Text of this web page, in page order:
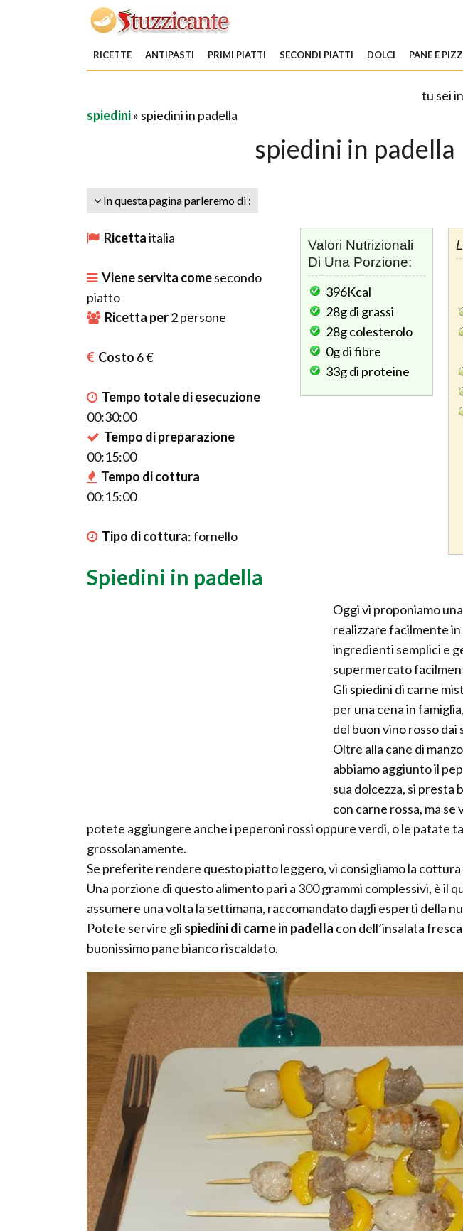
RICETTE ANTIPASTI PRIMI PIATTI SECONDI PIATTI DOLCI PANE E
tu sei
spiedini» spiedini in padella
spiedini in padella
In questa pagina parleremo di :
Ricettaitalia
Viene servita comesecondo
piatto
Ricetta per2persone
Costo 6 €
Tempo totale di esecuzione
00:30:00
Tempo di preparazione
00:15:00
Tempo di cottura
00:15:00
Tipo di cottura:fornello
Valori Nutrizionali
Di Una Porzione:
396Kcal
28gdi grassi
28gcolesterolo
0gdi fibre
33gdi proteine
Spiedini in padella
Oggi vi proponiamo
realizzare facilmente in
ingredienti semplici e
supermercato
Gli spiedini di carne
per una cena in
del buon vino rosso
Oltre alla cane di
abbiamo aggiunto il
sua dolcezza, si presta
con carne rossa, ma
potete aggiungere anche i peperoni rossi oppure verdi, o le patate
grossolanamente.
Se preferite rendere questo piatto leggero, vi consigliamo la
Una porzione di questo alimento pari a 300 grammi complessivi, è il
assumere una volta la settimana, raccomandato dagli esperti della
Potete servire gli spiedini di carne in padella con dell’insalata
buonissimo pane bianco riscaldato.